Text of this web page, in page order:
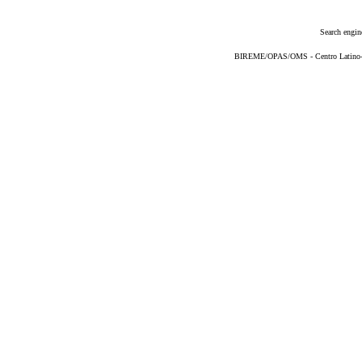
Search
BIREME/OPAS/OMS - Centro Latino-